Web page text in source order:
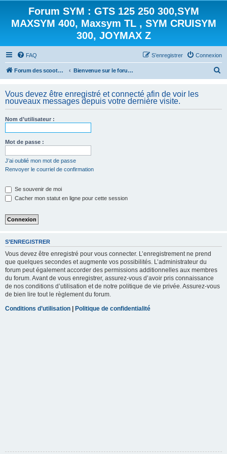
Forum SYM : GTS 125 250 300,SYM
MAXSYM 400, Maxsym TL , SYM CRUISYM
300, JOYMAX Z
FAQ Connexion
S’enregistrer
Forum des scooters SYM - GTS -MAXSYM - CRUISYM - JOYMAX - Maxsym TL Bienvenue sur le forum des scooters de la gamme SYM
Vous devez être enregistré et connecté afin de voir les
nouveaux messages depuis votre dernière visite.
Nom d’utilisateur :
Mot de passe :
J’ai oublié mon mot de passe
Renvoyer le courriel de confirmation
Se souvenir de moi
Cacher mon statut en ligne pour cette session
S’ENREGISTRER
Vous devez être enregistré pour vous connecter. L’enregistrement ne prend
que quelques secondes et augmente vos possibilités. L’administrateur du
forum peut également accorder des permissions additionnelles aux membres
du forum. Avant de vous enregistrer, assurez-vous d’avoir pris connaissance
de nos conditions d’utilisation et de notre politique de vie privée. Assurez-vous
de bien lire tout le règlement du forum.
Conditions d’utilisation | Politique de confidentialité